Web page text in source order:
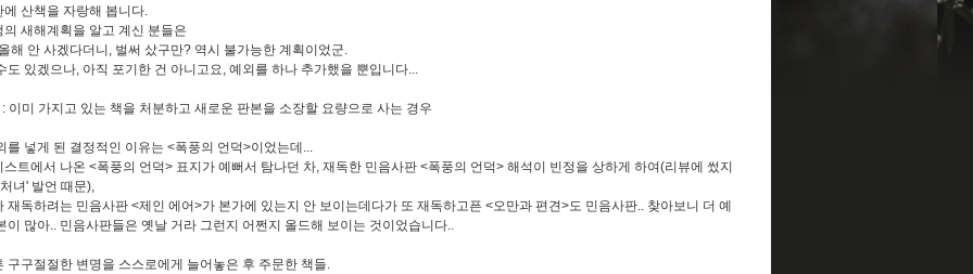
에 산책을 자랑해 봅니다.
의 새해계획을 알고 계신 분들은
해 안 사겠다더니, 벌써 샀구만? 역시 불가능한 계획이었군.
도 있겠으나, 아직 포기한 건 아니고요, 예외를 하나 추가했을 뿐입니다...
이미 가지고 있는 책을 처분하고 새로운 판본을 소장할 요량으로 사는 경우
를 넣게 된 결정적인 이유는 <폭풍의 언덕>이었는데...
스트에서 나온 <폭풍의 언덕> 표지가 예뻐서 탐나던 차, 재독한 민음사판 <폭풍의 언덕> 해석이 빈정을 상하게 하여(리뷰에 썼지
녀' 발언 때문),
재독하려는 민음사판 <제인 에어>가 본가에 있는지 안 보이는데다가 또 재독하고픈 <오만과 편견>도 민음사판.. 찾아보니 더 예
이 많아.. 민음사판들은 옛날 거라 그런지 어쩐지 올드해 보이는 것이었습니다..
구구절절한 변명을 스스로에게 늘어놓은 후 주문한 책들.